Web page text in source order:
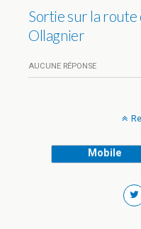
Sortie sur la route
Ollagnier
AUCUNE RÉPONSE
Mobile